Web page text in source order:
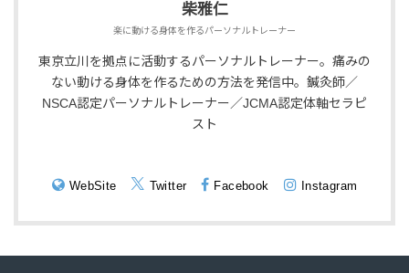
柴雅仁
楽に動ける身体を作るパーソナルトレーナー
東京立川を拠点に活動するパーソナルトレーナー。痛みの
ない動ける身体を作るための方法を発信中。鍼灸師／
NSCA認定パーソナルトレーナー／JCMA認定体軸セラピ
スト
WebSite Twitter Facebook Instagram